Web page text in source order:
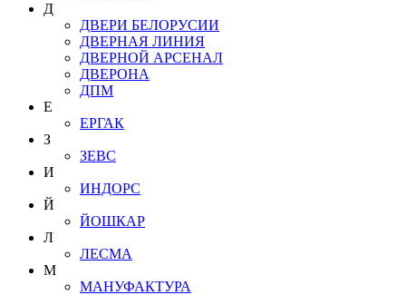
Д
ДВЕРИ БЕЛОРУСИИ
ДВЕРНАЯ ЛИНИЯ
ДВЕРНОЙ АРСЕНАЛ
ДВЕРОНА
ДПМ
Е
ЕРГАК
З
ЗЕВС
И
ИНДОРС
Й
ЙОШКАР
Л
ЛЕСМА
М
МАНУФАКТУРА